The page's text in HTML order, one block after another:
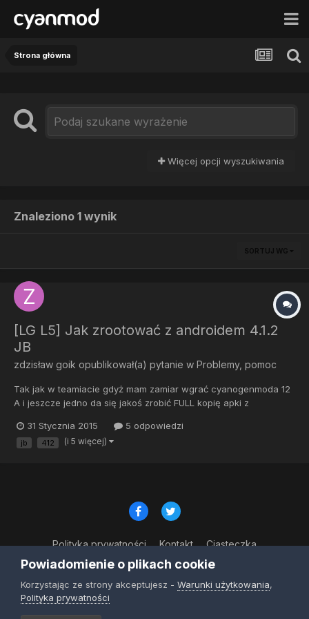
Strona główna
Więcej opcji wyszukiwania
Znaleziono 1 wynik
SORTUJ WG
[LG L5] Jak zrootować z androidem 4.1.2
JB
zdzisław goik opublikował(a) pytanie w Problemy, pomoc
Tak jak w teamiacie gdyż mam zamiar wgrać cyanogenmoda 12
A i jeszcze jedno da się jakoś zrobić FULL kopię apki z
zapisanymi stronami? Bo mam ich koło 200 i nie chcę ich tracić
31 Stycznia 2015 5 odpowiedzi
jb 412 (i 5 więcej)
Polityka prywatności Kontakt Ciasteczka
© Copyright 2023
Powered by Invision Community
Powiadomienie o plikach cookie
Korzystając ze strony akceptujesz - Warunki użytkowania,
Polityka prywatności